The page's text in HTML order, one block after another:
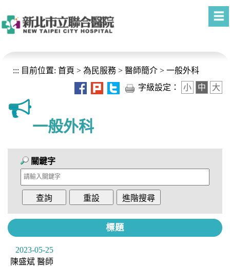
::: 目前位置: 首頁 > 為民服務 > 醫師簡介 > 一般外科
字級設定：
小 中 大
一般外科
關鍵字
標題
陳盛斌 醫師
2023-05-25